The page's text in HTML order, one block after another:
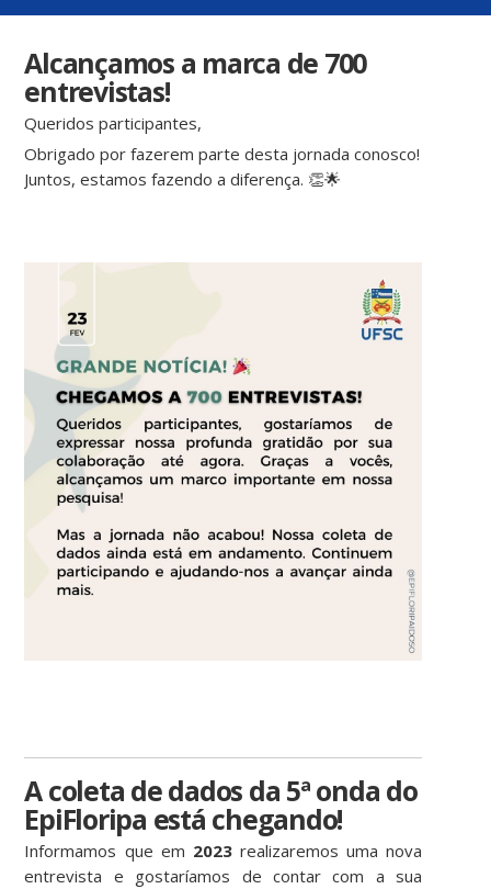
Alcançamos a marca de 700
entrevistas!
Queridos participantes,
Obrigado por fazerem parte desta jornada conosco!
Juntos, estamos fazendo a diferença. 👏🌟
A coleta de dados da 5ª onda do
EpiFloripa está chegando!
Informamos que em 2023realizaremos uma nova
entrevista e gostaríamos de contar com a sua